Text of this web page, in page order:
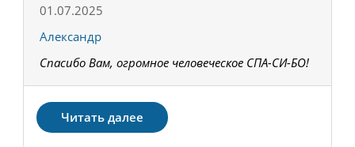
01.07.2025
Александр
Спасибо Вам, огромное человеческое СПА-СИ-БО!
Читать далее